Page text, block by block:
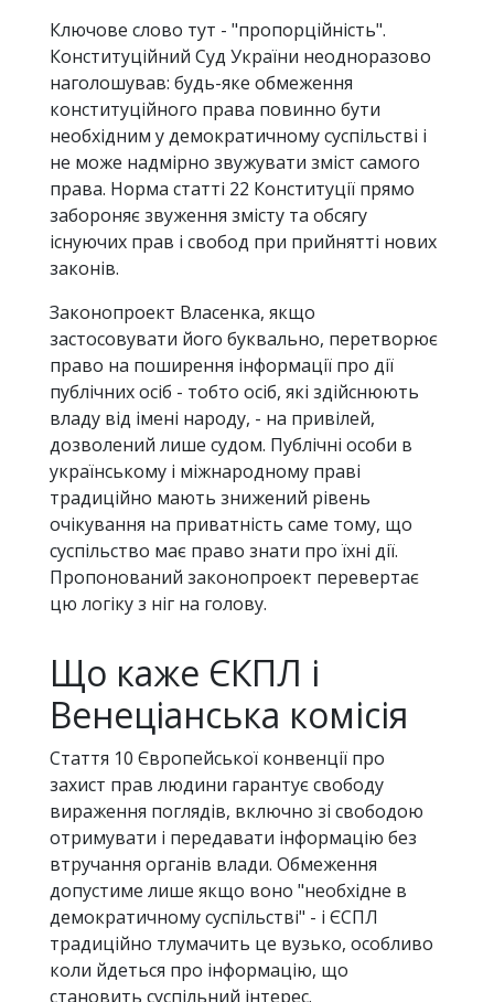
Ключове слово тут - "пропорційність".
Конституційний Суд України неодноразово
наголошував: будь-яке обмеження
конституційного права повинно бути
необхідним у демократичному суспільстві і
не може надмірно звужувати зміст самого
права. Норма статті 22 Конституції прямо
забороняє звуження змісту та обсягу
існуючих прав і свобод при прийнятті нових
законів.
Законопроект Власенка, якщо
застосовувати його буквально, перетворює
право на поширення інформації про дії
публічних осіб - тобто осіб, які здійснюють
владу від імені народу, - на привілей,
дозволений лише судом. Публічні особи в
українському і міжнародному праві
традиційно мають знижений рівень
очікування на приватність саме тому, що
суспільство має право знати про їхні дії.
Пропонований законопроект перевертає
цю логіку з ніг на голову.
Що каже ЄКПЛ і
Венеціанська комісія
Стаття 10 Європейської конвенції про
захист прав людини гарантує свободу
вираження поглядів, включно зі свободою
отримувати і передавати інформацію без
втручання органів влади. Обмеження
допустиме лише якщо воно "необхідне в
демократичному суспільстві" - і ЄСПЛ
традиційно тлумачить це вузько, особливо
коли йдеться про інформацію, що
становить суспільний інтерес.